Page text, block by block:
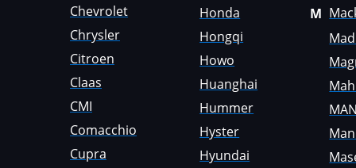
Geely
Genie
Genset
GMC
Chevrolet
Chrysler
Citroen
Claas
CMI
Comacchio
Cupra
Honda
Hongqi
Howo
Huanghai
Hummer
Hyster
Hyundai
M
MAN